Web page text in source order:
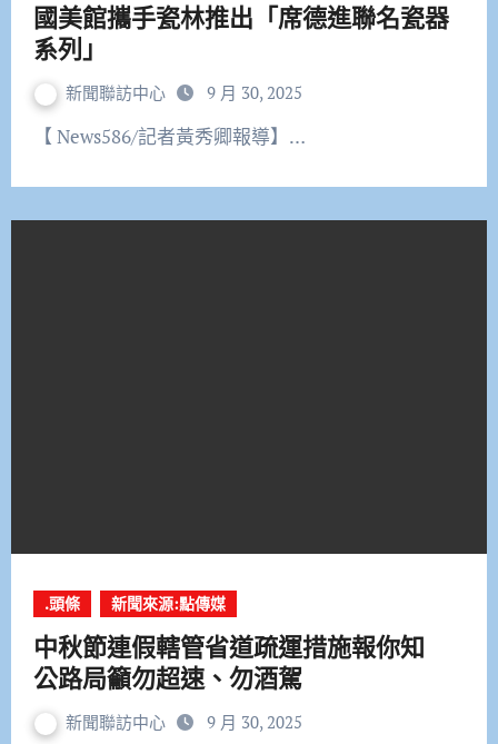
國美館攜手瓷林推出「席德進聯名瓷器
系列」
新聞聯訪中心 9 月 30, 2025
【 News586/記者黃秀卿報導】…
.頭條 新聞來源:點傳媒
中秋節連假轄管省道疏運措施報你知
公路局籲勿超速、勿酒駕
新聞聯訪中心 9 月 30, 2025